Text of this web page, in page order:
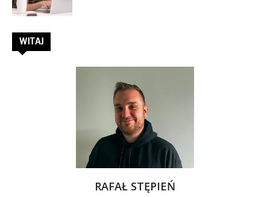
WITAJ
RAFAŁ STĘPIEŃ